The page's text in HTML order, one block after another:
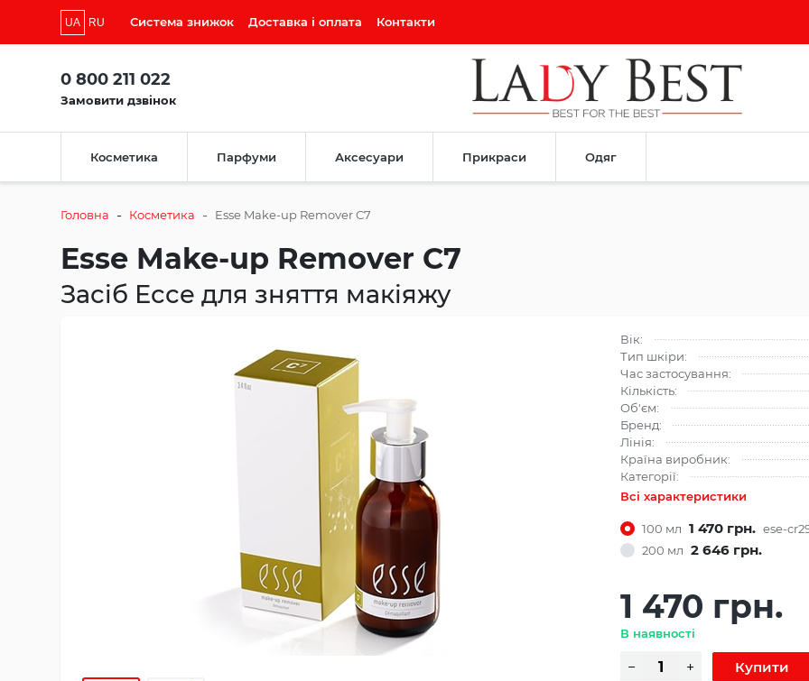
UA RU Система знижок Доставка і оплата Контакти
0 800 211 022
Замовити дзвінок
Косметика Парфуми Аксесуари Прикраси Одяг
Головна - Косметика - Esse Make-up Remover C7
Esse Make-up Remover C7
Засіб Ессе для зняття макіяжу
Вік:
Тип шкіри:
Час застосування:
Кількість:
Об'єм:
Бренд:
Лінія:
Країна виробник:
Категорії:
Всі характеристики
100 мл 1 470 грн. ese-
200 мл 2 646 грн.
1 470 грн.
В наявності